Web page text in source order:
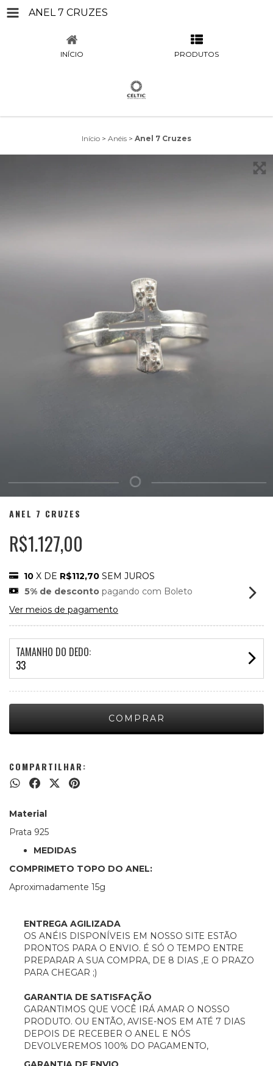
ANEL 7 CRUZES
INÍCIO PRODUTOS
Início > Anéis > Anel 7 Cruzes
ANEL 7 CRUZES
R$1.127,00
10 X DE R$112,70 SEM JUROS
5% de desconto pagando com Boleto
Ver meios de pagamento
TAMANHO DO DEDO:
33
COMPARTILHAR:
Material
Prata 925
MEDIDAS
COMPRIMETO TOPO DO ANEL:
Aproximadamente 15g
ENTREGA AGILIZADA
OS ANÉIS DISPONÍVEIS EM NOSSO SITE ESTÃO
PRONTOS PARA O ENVIO. É SÓ O TEMPO ENTRE
PREPARAR A SUA COMPRA, DE 8 DIAS ,E O PRAZO
PARA CHEGAR ;)
GARANTIA DE SATISFAÇÃO
GARANTIMOS QUE VOCÊ IRÁ AMAR O NOSSO
PRODUTO. OU ENTÃO, AVISE-NOS EM ATÉ 7 DIAS
DEPOIS DE RECEBER O ANEL E NÓS
DEVOLVEREMOS 100% DO PAGAMENTO,